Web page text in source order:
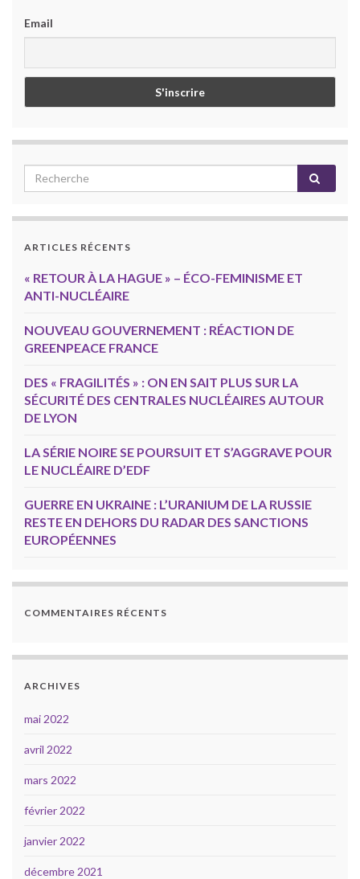
Email
ARTICLES RÉCENTS
« RETOUR À LA HAGUE » – ÉCO-FEMINISME ET
ANTI-NUCLÉAIRE
NOUVEAU GOUVERNEMENT : RÉACTION DE
GREENPEACE FRANCE
DES « FRAGILITÉS » : ON EN SAIT PLUS SUR LA
SÉCURITÉ DES CENTRALES NUCLÉAIRES AUTOUR
DE LYON
LA SÉRIE NOIRE SE POURSUIT ET S’AGGRAVE POUR
LE NUCLÉAIRE D’EDF
GUERRE EN UKRAINE : L’URANIUM DE LA RUSSIE
RESTE EN DEHORS DU RADAR DES SANCTIONS
EUROPÉENNES
COMMENTAIRES RÉCENTS
ARCHIVES
mai 2022
avril 2022
mars 2022
février 2022
janvier 2022
décembre 2021